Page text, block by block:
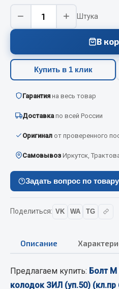
Аксессуары автомобильные
Аптечки и знаки
Брызговики
Вентиляторы кабины
Весь раздел
Смазочные материалы
− + Штука
В
Купить в 1 клик
Гарантия на весь товар
Доставка по всей России
Оригинал от проверенного
Самовывоз Иркутск,
Задать вопрос по
Поделиться: VK WA TG
Описание
Предлагаем купить: Болт М
колодок ЗИЛ (уп.50) (кл.пр